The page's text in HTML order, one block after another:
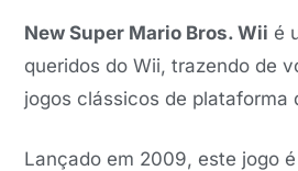
New Super Mario Bros. Wii é
queridos do Wii, trazendo de
jogos clássicos de plataforma
Lançado em 2009, este jogo